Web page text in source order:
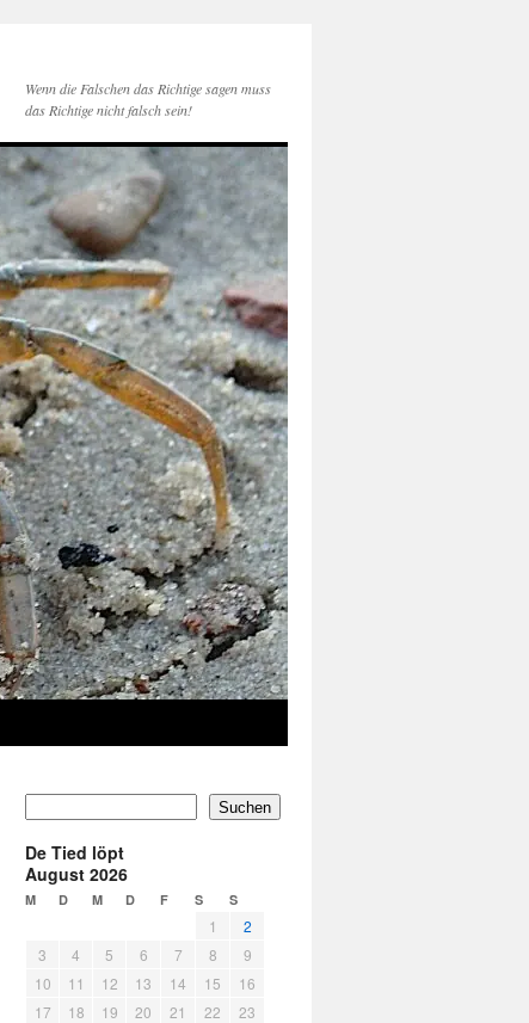
Wenn die Falschen das Richtige sagen muss
das Richtige nicht falsch sein!
Suchen
De Tied löpt
August 2026
M D M D F S S
1
2
3
4 5 6 7 8
9
10
11 12 13 14 15
16
17
18 19 20 21 22
23